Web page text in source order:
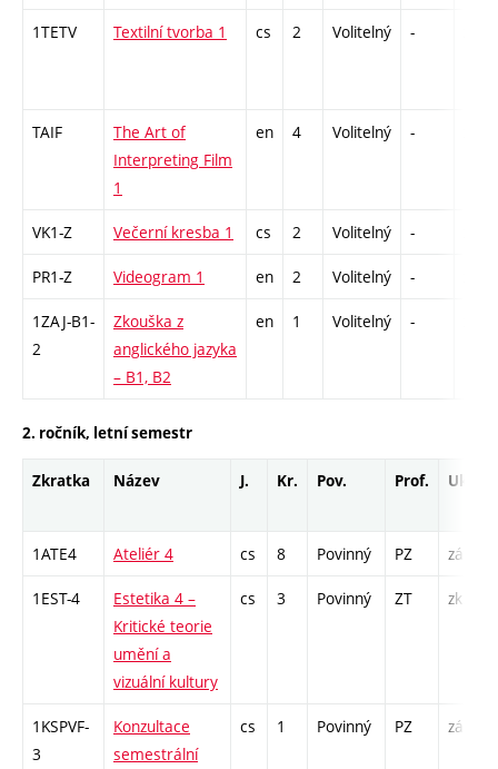
1TETV Textilní tvorba 1 cs 2 Volitelný -
TAIF
The Art of
Interpreting Film
1
en 4 Volitelný -
VK1-Z Večerní kresba 1 cs 2 Volitelný -
PR1-Z Videogram 1 en 2 Volitelný -
1ZAJ-B1-
2
Zkouška z
anglického jazyka
– B1, B2
en 1 Volitelný -
2. ročník, letní semestr
Zkratka Název J. Kr. Pov. Prof. Uk.
1ATE4 Ateliér 4 cs 8 Povinný PZ zá
1EST-4
Estetika 4 –
Kritické teorie
umění a
vizuální kultury
cs 3 Povinný ZT zk
1KSPVF-
3
Konzultace
semestrální
cs 1 Povinný PZ zá